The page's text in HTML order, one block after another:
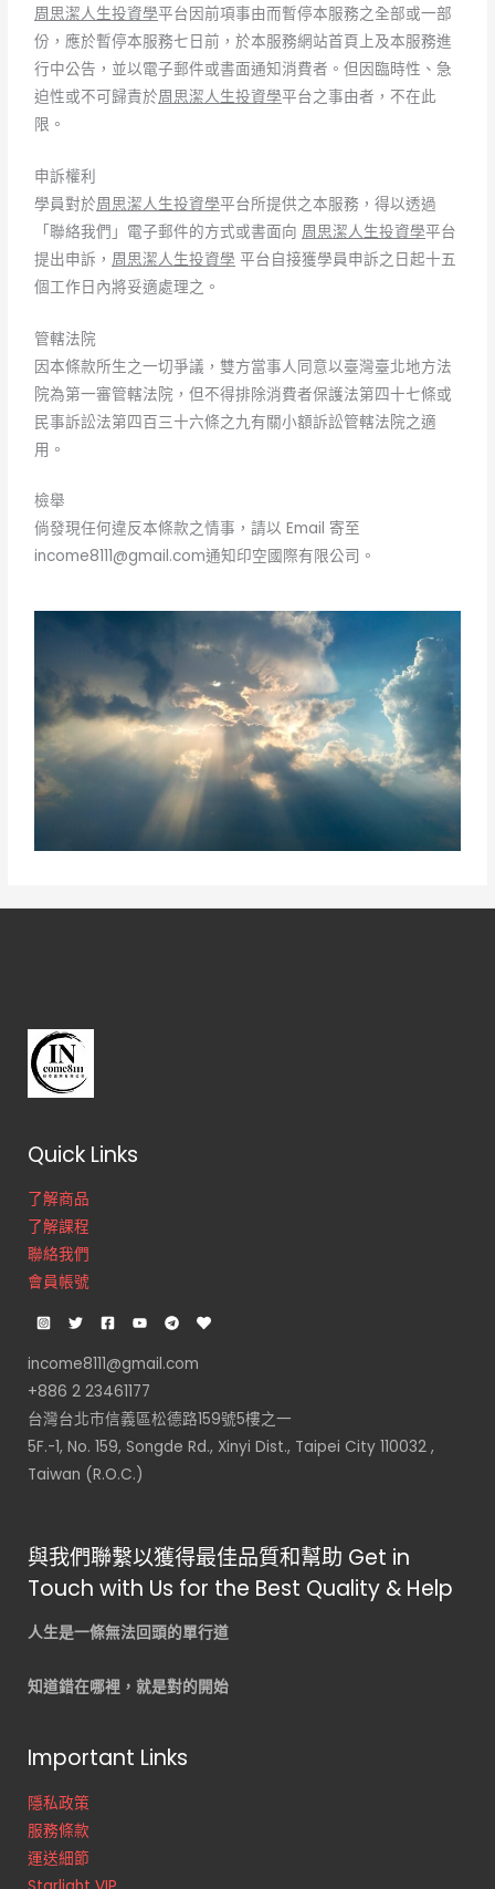
周思潔人生投資學平台因前項事由而暫停本服務之全部或一部
份，應於暫停本服務七日前，於本服務網站首頁上及本服務進
行中公告，並以電子郵件或書面通知消費者。但因臨時性、急
迫性或不可歸責於周思潔人生投資學平台之事由者，不在此
限。
申訴權利
學員對於周思潔人生投資學平台所提供之本服務，得以透過
「聯絡我們」電子郵件的方式或書面向 周思潔人生投資學平台
提出申訴， 周思潔人生投資學 平台自接獲學員申訴之日起十五
個工作日內將妥適處理之。
管轄法院
因本條款所生之一切爭議，雙方當事人同意以臺灣臺北地方法
院為第一審管轄法院，但不得排除消費者保護法第四十七條或
民事訴訟法第四百三十六條之九有關小額訴訟管轄法院之適
用。
檢舉
倘發現任何違反本條款之情事，請以 Email 寄至
income8111@gmail.com通知印空國際有限公司。
Quick Links
了解商品
了解課程
聯絡我們
會員帳號
income8111@gmail.com
+886 2 23461177
台灣台北市信義區松德路159號5樓之一
5F.-1, No. 159, Songde Rd., Xinyi Dist., Taipei City 110032 ,
Taiwan (R.O.C.)
與我們聯繫以獲得最佳品質和幫助 Get in
Touch with Us for the Best Quality & Help
人生是一條無法回頭的單行道
知道錯在哪裡，就是對的開始
Important Links
隱私政策
服務條款
運送細節